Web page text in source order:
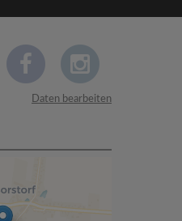
Daten bearbeiten